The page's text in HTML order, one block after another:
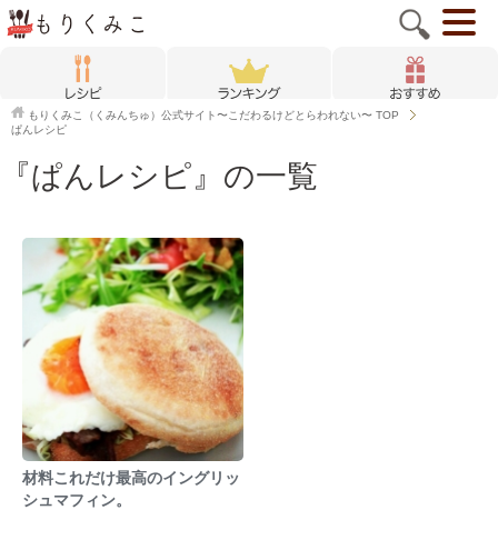
もりくみこ（くみんちゅ）公式サイト〜こだわるけどとらわれない〜 TOP
ぱんレシピ
『ぱんレシピ』の一覧
材料これだけ最高のイングリッ
シュマフィン。